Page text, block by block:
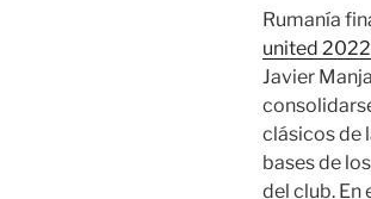
Rumanía
united
Javier
clásicos de
bases de
del club. En